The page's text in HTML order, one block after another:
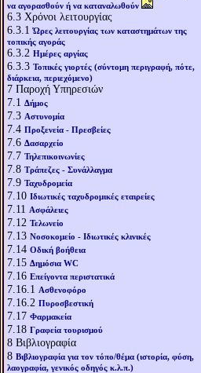
να αγορασθούν ή να καταναλωθούν
6.3 Χρόνοι λειτουργίας
6.3.1Ώρες λειτουργίας των καταστημάτων της
τοπικής αγοράς
6.3.2 Ημέρες αργίας
6.3.3 Τοπικές γιορτές (σύντομη περιγραφή, πότε,
διάρκεια, περιεχόμενο)
7 Παροχή Υπηρεσιών
7.1 Δήμος
7.3 Αστυνομία
7.4 Προξενεία - Πρεσβείες
7.6 Δασαρχείο
7.7 Τηλεπικοινωνίες
7.8 Τράπεζες - Συνάλλαγμα
7.9 Ταχυδρομεία
7.10 Ιδιωτικές ταχυδρομικές εταιρείες
7.11 Ασφάλειες
7.12 Τελωνείο
7.13 Νοσοκομείο - Ιδιωτικές κλινικές
7.14 Οδική βοήθεια
7.15 Δημόσια WC
7.16 Επείγοντα περιστατικά
7.16.1 Ασθενοφόρο
7.16.2 Πυροσβεστική
7.17 Φαρμακεία
7.18 Γραφεία τουρισμού
8 Βιβλιογραφία
8 Βιβλιογραφία για τον τόπο/θέμα (ιστορία, φύση,
λαογραφία, γενικός οδηγός κ.λ.π.)